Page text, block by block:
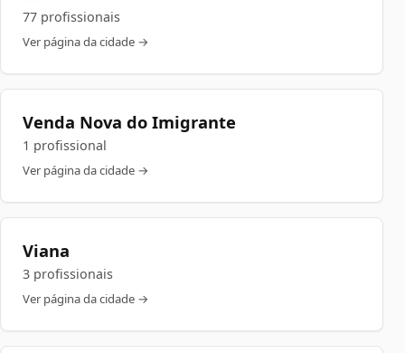
77 profissionais
Ver página da cidade →
Venda Nova do Imigrante
1 profissional
Ver página da cidade →
Viana
3 profissionais
Ver página da cidade →